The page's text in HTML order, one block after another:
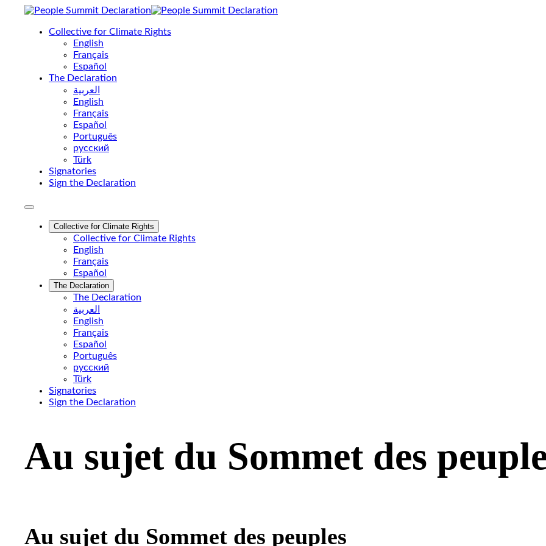
Collective for Climate Rights
English
Français
Español
The Declaration
العربية
English
Français
Español
Português
pусский
Türk
Signatories
Sign the Declaration
Collective for Climate Rights
Collective for Climate Rights
English
Français
Español
The Declaration
The Declaration
العربية
English
Français
Español
Português
pусский
Türk
Signatories
Sign the Declaration
content
Au sujet du Sommet des
Au sujet du Sommet des peuples